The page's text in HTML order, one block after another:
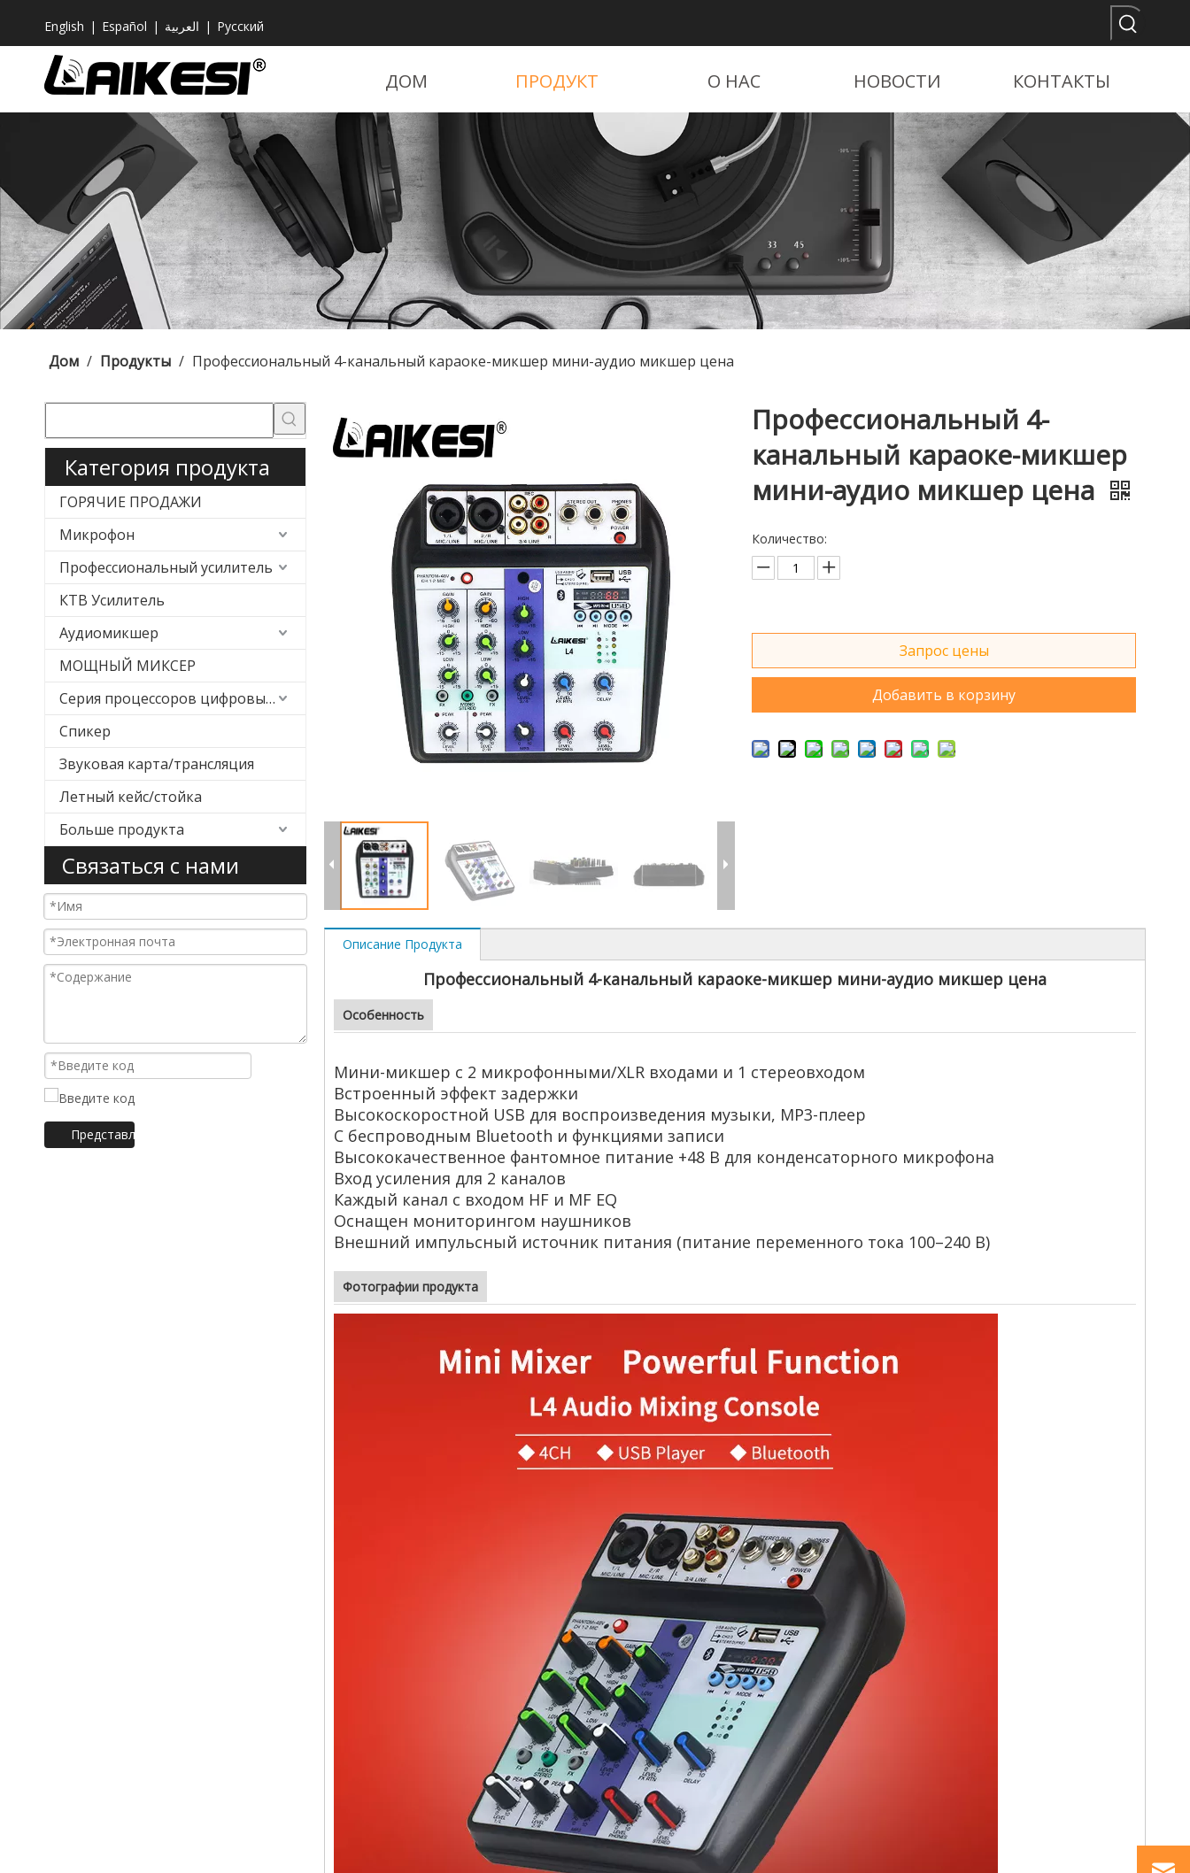
English | Español | العربية | Pусский
ДОМ ПРОДУКТ О НАС НОВОСТИ КОНТАКТЫ
Дом / Продукты / Профессиональный 4-канальный караоке-микшер мини-аудио микшер цена
Категория продукта
ГОРЯЧИЕ ПРОДАЖИ
Микрофон
Профессиональный усилитель
КТВ Усилитель
Аудиомикшер
МОЩНЫЙ МИКСЕР
Серия процессоров цифровых эффектов
Спикер
Звуковая карта/трансляция
Летный кейс/стойка
Больше продукта
Связаться с нами
Представлять на рассмотрение
Профессиональный 4-
канальный караоке-микшер
мини-аудио микшер цена
Количество:
Запрос цены
Добавить в корзину
Описание Продукта
Профессиональный 4-канальный караоке-микшер мини-аудио микшер цена
Особенность
Мини-микшер с 2 микрофонными/XLR входами и 1 стереовходом
Встроенный эффект задержки
Высокоскоростной USB для воспроизведения музыки, MP3-плеер
С беспроводным Bluetooth и функциями записи
Высококачественное фантомное питание +48 В для конденсаторного микрофона
Вход усиления для 2 каналов
Каждый канал с входом HF и MF EQ
Оснащен мониторингом наушников
Внешний импульсный источник питания (питание переменного тока 100–240 В)
Фотографии продукта